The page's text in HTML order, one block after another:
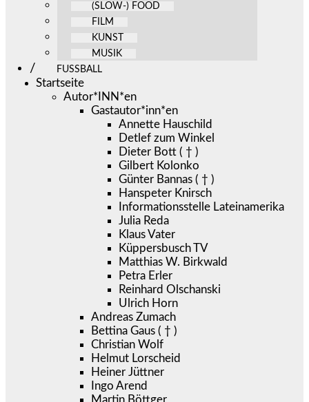
(SLOW-) FOOD
FILM
KUNST
MUSIK
FUSSBALL
Startseite
Autor*INN*en
Gastautor*inn*en
Annette Hauschild
Detlef zum Winkel
Dieter Bott ( † )
Gilbert Kolonko
Günter Bannas ( † )
Hanspeter Knirsch
Informationsstelle Lateinamerika
Julia Reda
Klaus Vater
Küppersbusch TV
Matthias W. Birkwald
Petra Erler
Reinhard Olschanski
Ulrich Horn
Andreas Zumach
Bettina Gaus ( † )
Christian Wolf
Helmut Lorscheid
Heiner Jüttner
Ingo Arend
Martin Böttger